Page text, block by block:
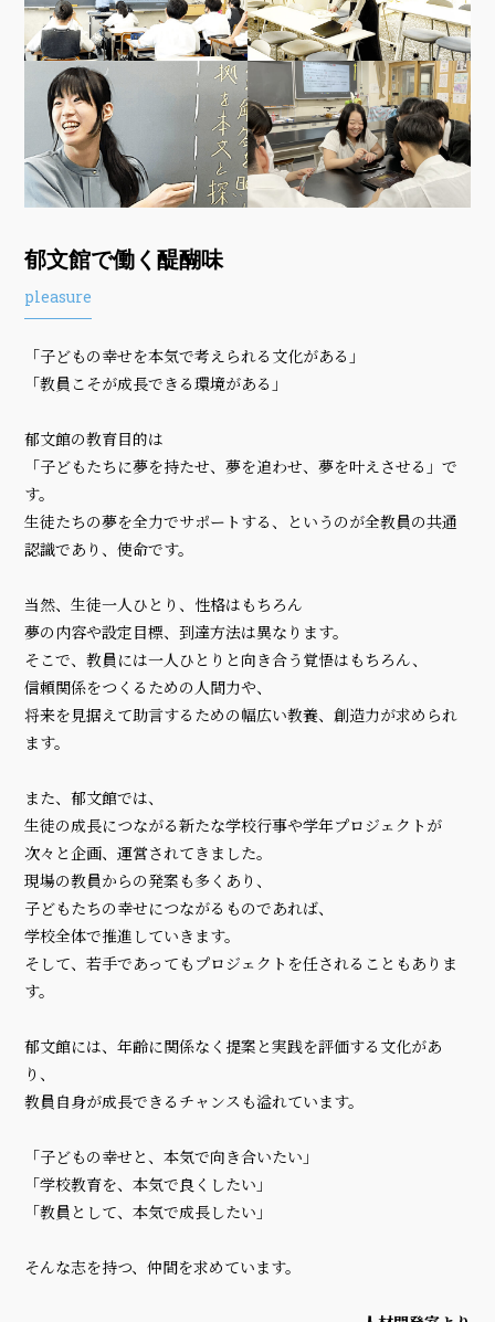
郁文館で働く醍醐味
pleasure
「子どもの幸せを本気で考えられる文化がある」
「教員こそが成長できる環境がある」
郁文館の教育目的は
「子どもたちに夢を持たせ、夢を追わせ、夢を叶えさせる」で
す。
生徒たちの夢を全力でサポートする、というのが全教員の共通
認識であり、使命です。
当然、生徒一人ひとり、性格はもちろん
夢の内容や設定目標、到達方法は異なります。
そこで、教員には一人ひとりと向き合う覚悟はもちろん、
信頼関係をつくるための人間力や、
将来を見据えて助言するための幅広い教養、創造力が求められ
ます。
また、郁文館では、
生徒の成長につながる新たな学校行事や学年プロジェクトが
次々と企画、運営されてきました。
現場の教員からの発案も多くあり、
子どもたちの幸せにつながるものであれば、
学校全体で推進していきます。
そして、若手であってもプロジェクトを任されることもありま
す。
郁文館には、年齢に関係なく提案と実践を評価する文化があ
り、
教員自身が成長できるチャンスも溢れています。
「子どもの幸せと、本気で向き合いたい」
「学校教育を、本気で良くしたい」
「教員として、本気で成長したい」
そんな志を持つ、仲間を求めています。